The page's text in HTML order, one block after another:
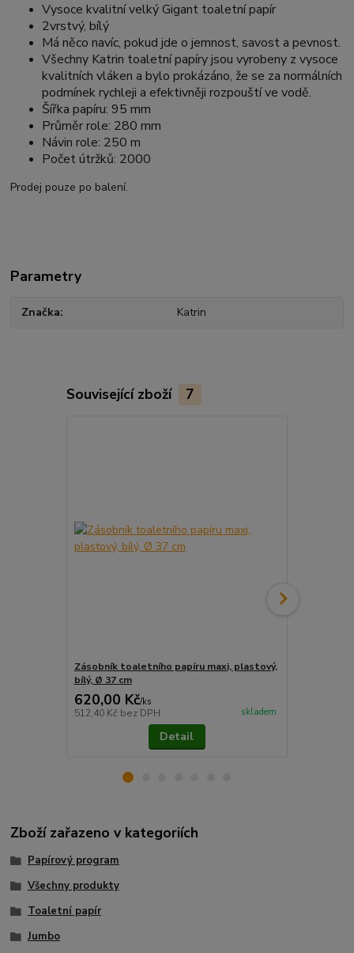
Vysoce kvalitní velký Gigant toaletní papír
2vrstvý, bílý
Má něco navíc, pokud jde o jemnost, savost a pevnost.
Všechny Katrin toaletní papíry jsou vyrobeny z vysoce
kvalitních vláken a bylo prokázáno, že se za normálních
podmínek rychleji a efektivněji rozpouští ve vodě.
Šířka papíru: 95 mm
Průměr role: 280 mm
Návin role: 250 m
Počet útržků: 2000
Prodej pouze po balení.
Parametry
Značka Katrin
Související zboží 7
Zásobník toaletního papíru maxi, plastový,
bílý, Ø 37 cm
620,00 Kč/ks
512,40 Kč bez DPH skladem
Detail
Zboží zařazeno v kategoriích
Papírový program
Všechny produkty
Toaletní papír
Jumbo